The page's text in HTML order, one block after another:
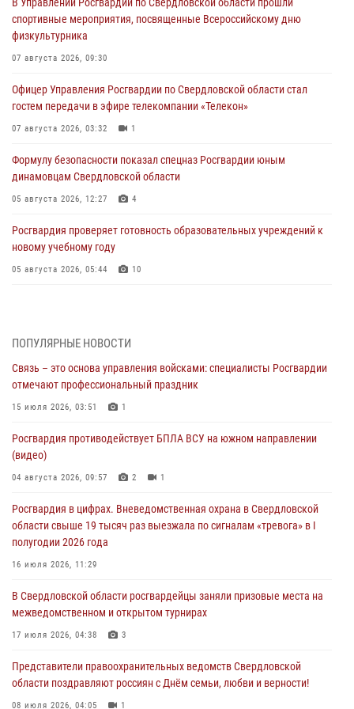
спортивные мероприятия, посвященные Всероссийскому дню
физкультурника
07 августа 2026, 09:30
Офицер Управления Росгвардии по Свердловской области стал
гостем передачи в эфире телекомпании «Телекон»
07 августа 2026, 03:32 1
Формулу безопасности показал спецназ Росгвардии юным
динамовцам Свердловской области
05 августа 2026, 12:27 4
Росгвардия проверяет готовность образовательных учреждений к
новому учебному году
05 августа 2026, 05:44 10
04 августа 2026, 09:57 2
Росгвардия приняла участие в обеспечении безопасности Дня
города в Екатеринбурге
03 августа 2026, 07:43
Росгвардия приняла участие в межведомственном
антитеррористическом учении в Свердловской области
31 июля 2026, 12:27 1
Росгвардия обеспечивает безопасность граждан на южном
направлении
31 июля 2026, 06:56
рассказал об итогах работы подразделения в эфире телекомпании
«Телекон»
30 июля 2026, 11:33 1
ПОПУЛЯРНЫЕ НОВОСТИ
Связь – это основа управления войсками: специалисты Росгвардии
отмечают профессиональный праздник
15 июля 2026, 03:51 1
Росгвардия противодействует БПЛА ВСУ на южном направлении
(видео)
04 августа 2026, 09:57 2 1
Росгвардия в цифрах. Вневедомственная охрана в Свердловской
области свыше 19 тысяч раз выезжала по сигналам «тревога» в I
полугодии 2026 года
16 июля 2026, 11:29
В Свердловской области росгвардейцы заняли призовые места на
межведомственном и открытом турнирах
17 июля 2026, 04:38 3
Представители правоохранительных ведомств Свердловской
области поздравляют россиян с Днём семьи, любви и верности!
08 июля 2026, 04:05 1